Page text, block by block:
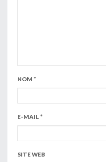
NOM *
E-MAIL *
SITE WEB